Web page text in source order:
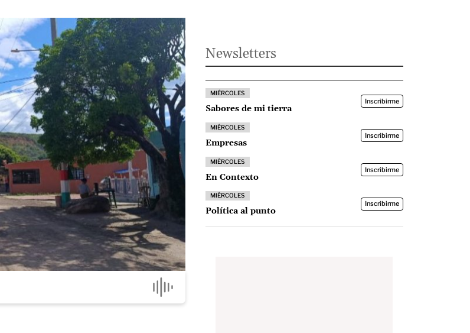
Newsletters
MIÉRCOLES
Sabores de mi tierra
Inscribirme
MIÉRCOLES
Empresas
Inscribirme
MIÉRCOLES
En Contexto
Inscribirme
MIÉRCOLES
Política al punto
Inscribirme